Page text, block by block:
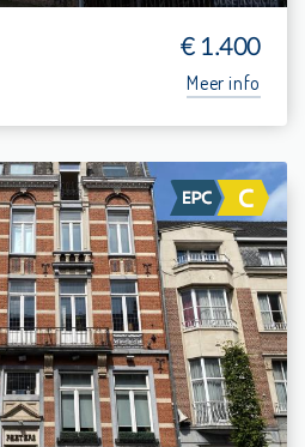
€ 1.400
Meer info
Appartement
4 m²
127 m²